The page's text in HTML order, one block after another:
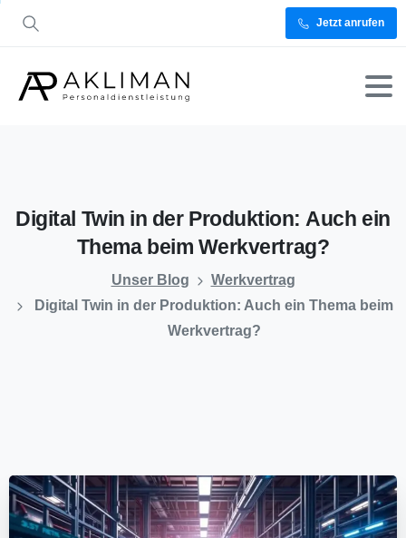
Jetzt anrufen
Digital Twin in der Produktion: Auch ein
Thema beim Werkvertrag?
Unser Blog
Werkvertrag
Digital Twin in der Produktion: Auch ein Thema beim
Werkvertrag?